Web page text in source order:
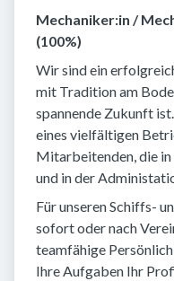
Mechaniker:in /
(100%)
Wir sind ein
mit Tradition am
spannende Zukunft
eines vielfältigen
Mitarbeitenden, die
und in der
Für unseren Schiffs-
sofort oder nach
teamfähige
Ihre Aufgaben Ihr